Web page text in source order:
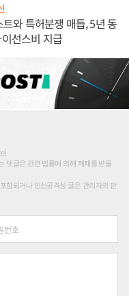
와 특허분쟁 매듭, 5년 동
선스비 지급
댓글은 관련 법률에 의해 제재를 받을
함되거나 인신공격성 글은 관리자의 판